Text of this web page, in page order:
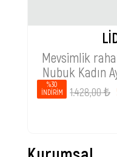
Mevsimlik
Nubuk Kadın
1.428,00 ₺
%30
İNDIRIM